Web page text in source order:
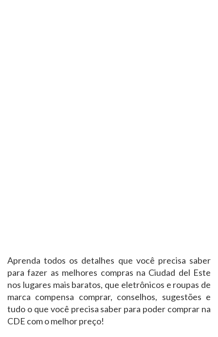
Aprenda todos os detalhes que você precisa saber
para fazer as melhores compras na Ciudad del Este
nos lugares mais baratos, que eletrônicos e roupas de
marca compensa comprar, conselhos, sugestões e
tudo o que você precisa saber para poder comprar na
CDE com o melhor preço!